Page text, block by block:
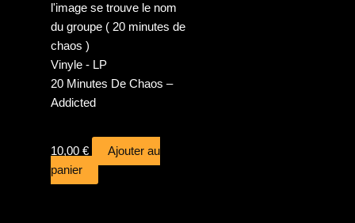
Vinyle - LP
20 Minutes De Chaos –
Addicted
10,00 €
Ajouter au
panier